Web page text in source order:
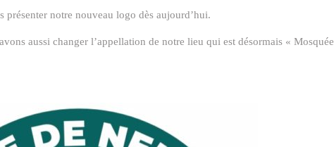
notre nouveau logo dès aujourd’hui.
aussi changer l’appellation de notre lieu qui est désormais « Mosquée